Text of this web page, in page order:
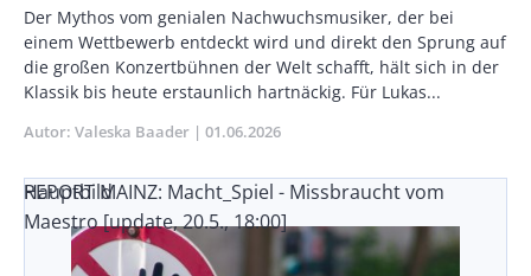
Vorspann
/
Teaser
Der Mythos vom genialen Nachwuchsmusiker, der bei
einem Wettbewerb entdeckt wird und direkt den Sprung auf
die großen Konzertbühnen der Welt schafft, hält sich in der
Klassik bis heute erstaunlich hartnäckig. Für Lukas...
Autor Valeska Baader Publikationsdatum
01.06.2026
REPORT MAINZ: Macht_Spiel - Missbraucht vom
Maestro [update, 20.5., 18:00]
Hauptbild